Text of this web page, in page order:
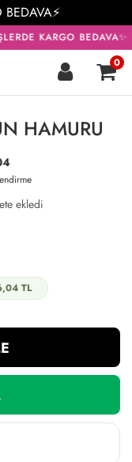
KARGO BEDAVA✨
0
HAMURU
ekledi
TL